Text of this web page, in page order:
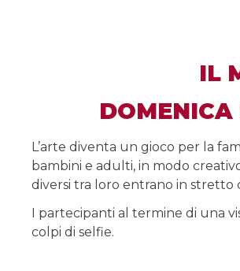
IL
DOMENICA
L’arte diventa un gioco per la
bambini e adulti, in modo
diversi tra loro entrano in
I partecipanti al termine di una
colpi di selfie.